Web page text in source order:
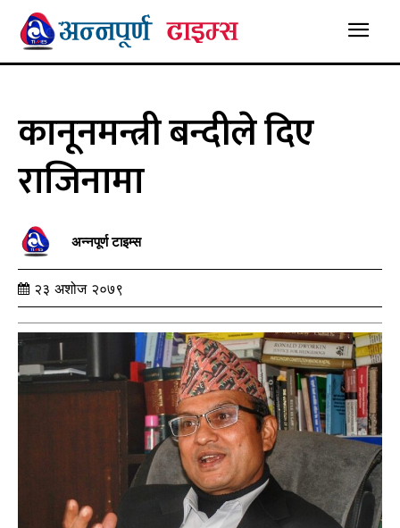
कानूनमन्त्री बन्दीले दिए
राजिनामा
अन्नपूर्ण टाइम्स
२३ अशोज २०७९